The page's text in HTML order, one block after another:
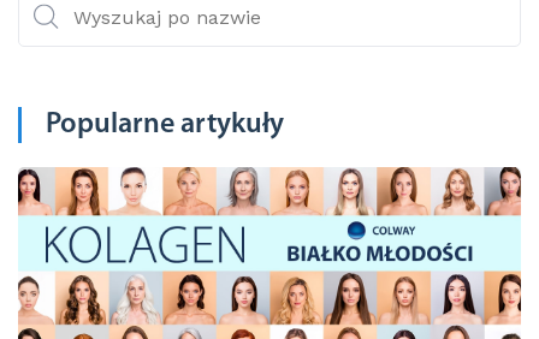
Popularne artykuły